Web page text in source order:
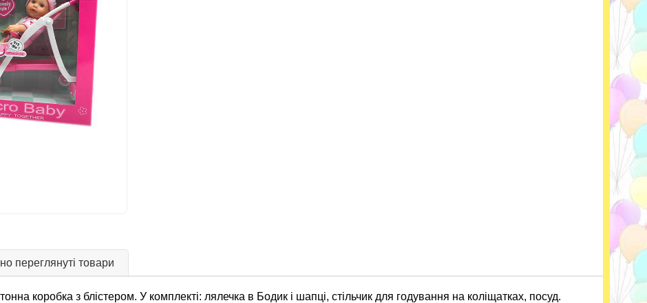
переглянуті товари
коробка з блістером. У комплекті: лялечка в Бодик і шапці, стільчик для годування на коліщатках, посуд.